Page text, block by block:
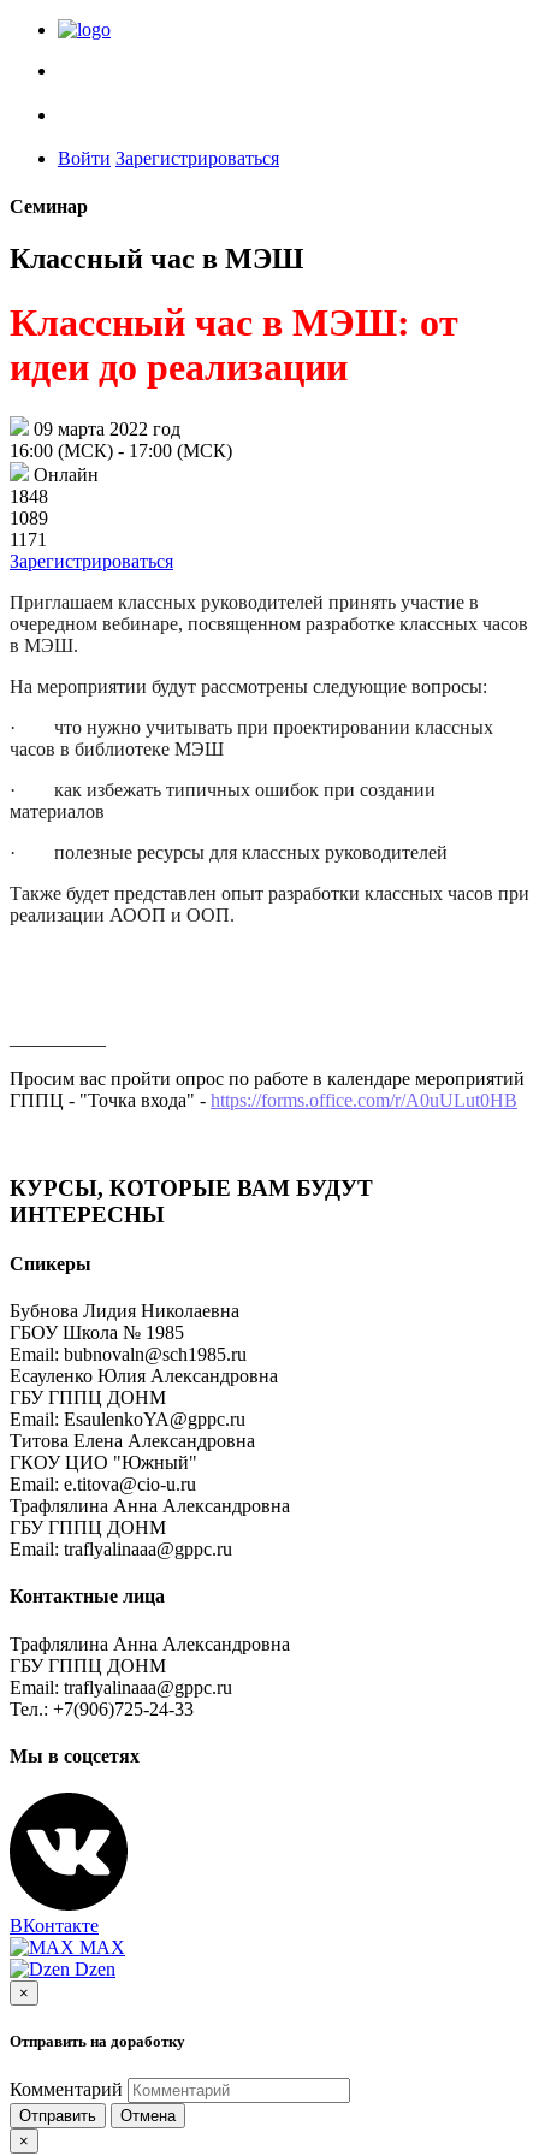
Войти Зарегистрироваться
Семинар
Классный час в МЭШ
Классный час в МЭШ: от
идеи до реализации
09 марта 2022 год
16:00 (МСК) - 17:00 (МСК)
Онлайн
1848
1089
1171
Зарегистрироваться
Приглашаем классных руководителей принять участие в
очередном вебинаре, посвященном разработке классных часов
в МЭШ.
На мероприятии будут рассмотрены следующие вопросы:
· что нужно учитывать при проектировании классных
часов в библиотеке МЭШ
· как избежать типичных ошибок при создании
материалов
· полезные ресурсы для классных руководителей
Также будет представлен опыт разработки классных часов при
реализации АООП и ООП.
Просим вас пройти опрос по работе в календаре мероприятий
ГППЦ - "Точка входа" - https://forms.office.com/r/A0uULut0HB
КУРСЫ, КОТОРЫЕ ВАМ БУДУТ
ИНТЕРЕСНЫ
Спикеры
Бубнова Лидия Николаевна
ГБОУ Школа № 1985
Email: bubnovaln@sch1985.ru
Есауленко Юлия Александровна
ГБУ ГППЦ ДОНМ
Email: EsaulenkoYA@gppc.ru
Титова Елена Александровна
ГКОУ ЦИО "Южный"
Email: e.titova@cio-u.ru
Трафлялина Анна Александровна
ГБУ ГППЦ ДОНМ
Email: traflyalinaaa@gppc.ru
Контактные лица
Трафлялина Анна Александровна
ГБУ ГППЦ ДОНМ
Email: traflyalinaaa@gppc.ru
Тел.: +7(906)725-24-33
Мы в соцсетях
ВКонтакте
MAX
Dzen
×
Отправить на доработку
Комментарий
Отправить
Отмена
×